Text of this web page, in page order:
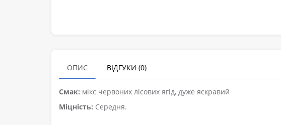
ОПИС ВІДГУКИ (0)
Смак: мікс червоних лісових ягід, дуже яскравий
Міцність: Середня.